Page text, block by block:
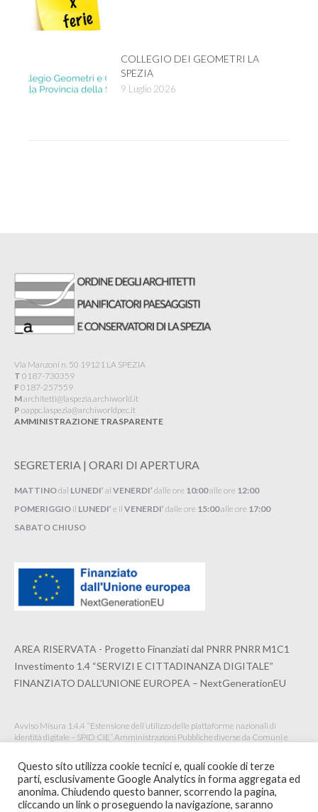
COLLEGIO DEI GEOMETRI LA
SPEZIA
9 Luglio 2026
Via Manzoni n. 50 19121 LA SPEZIA
T 0187-730359
F0187-257559
Marchitetti@laspezia.archiworld.it
P oappc.laspezia@archiworldpec.it​
AMMINISTRAZIONE TRASPARENTE
SEGRETERIA | ORARI DI APERTURA
MATTINOdal LUNEDI’ al VENERDI’ dalle ore 10:00alle ore 12:00
POMERIGGIO il LUNEDI’ e il VENERDI’ dalle ore 15:00alle ore 17:00
SABATO CHIUSO
AREA RISERVATA - Progetto Finanziati dal PNRR PNRR M1C1
Investimento 1.4 “SERVIZI E CITTADINANZA DIGITALE”
FINANZIATO DALL’UNIONE EUROPEA – NextGenerationEU
Avviso Misura 1.4.4 “Estensione dell’utilizzo delle piattaforme nazionali di
identità digitale – SPID CIE” Amministrazioni Pubbliche diverse da Comuni e
Questo sito utilizza cookie tecnici e, quali cookie di terze
parti, esclusivamente Google Analytics in forma aggregata ed
anonima. Chiudendo questo banner, scorrendo la pagina,
cliccando un link o proseguendo la navigazione, saranno